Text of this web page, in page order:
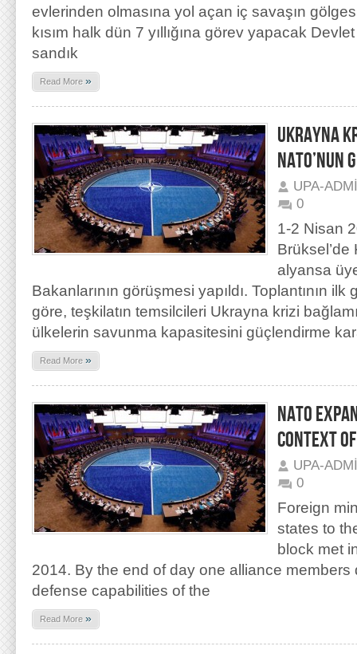
evlerinden olmasına yol açan iç savaşın
kısım halk dün 7 yıllığına görev yapacak
sandık
Read More »
UKRAYNA
NATO’NUN
UPA-
0
1-2 Nisan
alyansa
Bakanlarının görüşmesi yapıldı. Toplantının
göre, teşkilatın temsilcileri Ukrayna krizi
ülkelerin savunma kapasitesini güçlendirme
Read More »
NATO
CONTEXT
UPA-
0
Foreign
states to
block met
2014. By the end of day one alliance
defense capabilities of the
Read More »